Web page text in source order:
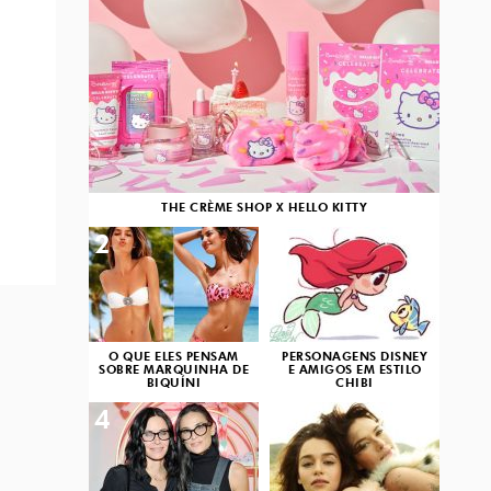
THE CRÈME SHOP X HELLO KITTY
O QUE ELES PENSAM
SOBRE MARQUINHA DE
BIQUÍNI
2
PERSONAGENS DISNEY
E AMIGOS EM ESTILO
CHIBI
3
4